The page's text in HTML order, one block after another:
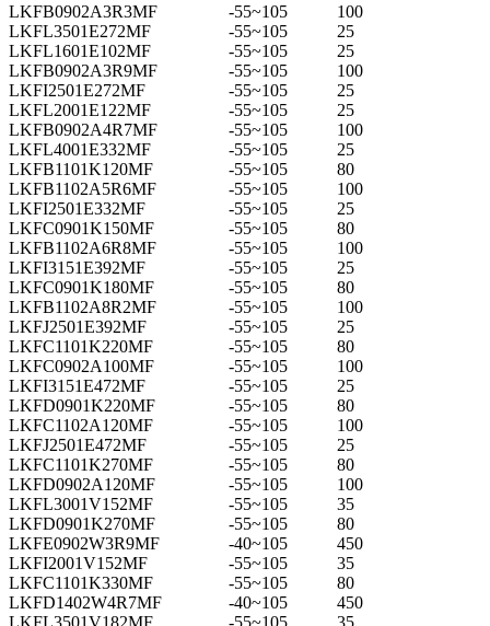
LKFB0902A3R3MF
-55~105
100
LKFL3501E272MF
-55~105
25
LKFL1601E102MF
-55~105
25
LKFB0902A3R9MF
-55~105
100
LKFI2501E272MF
-55~105
25
LKFL2001E122MF
-55~105
25
LKFB0902A4R7MF
-55~105
100
LKFL4001E332MF
-55~105
25
LKFB1101K120MF
-55~105
80
LKFB1102A5R6MF
-55~105
100
LKFI2501E332MF
-55~105
25
LKFC0901K150MF
-55~105
80
LKFB1102A6R8MF
-55~105
100
LKFI3151E392MF
-55~105
25
LKFC0901K180MF
-55~105
80
LKFB1102A8R2MF
-55~105
100
LKFJ2501E392MF
-55~105
25
LKFC1101K220MF
-55~105
80
LKFC0902A100MF
-55~105
100
LKFI3151E472MF
-55~105
25
LKFD0901K220MF
-55~105
80
LKFC1102A120MF
-55~105
100
LKFJ2501E472MF
-55~105
25
LKFC1101K270MF
-55~105
80
LKFD0902A120MF
-55~105
100
LKFL3001V152MF
-55~105
35
LKFD0901K270MF
-55~105
80
LKFE0902W3R9MF
-40~105
450
LKFI2001V152MF
-55~105
35
LKFC1101K330MF
-55~105
80
LKFD1402W4R7MF
-40~105
450
LKFL3501V182MF
-55~105
35